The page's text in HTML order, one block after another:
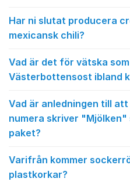
Har ni slutat producera
mexicansk chili?
Vad är det för vätska
Västerbottensost ibland
Vad är anledningen till
numera skriver
paket?
Varifrån kommer
plastkorkar?